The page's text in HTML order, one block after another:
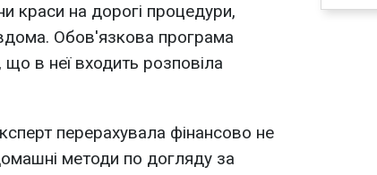
краси на дорогі процедури,
Обов'язкова програма
в неї входить розповіла
перерахувала фінансово не
методи по догляду за